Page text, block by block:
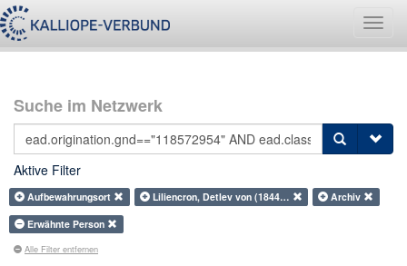
Suche im Netzwerk
Aktive Filter
Aufbewahrungsort Liliencron, Detlev von (1844…
Archiv
Erwähnte Person
Alle Filter entfernen